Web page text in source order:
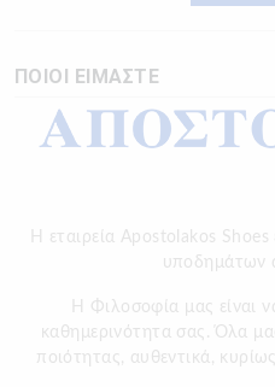
ΠΟΙΟΙ ΕΙΜΑΣΤΕ
Η εταιρεία Apostolakos
υποδημάτων
H Φιλοσοφία μας είναι
καθημερινότητα σας. Όλα
ποιότητας, αυθεντικά,